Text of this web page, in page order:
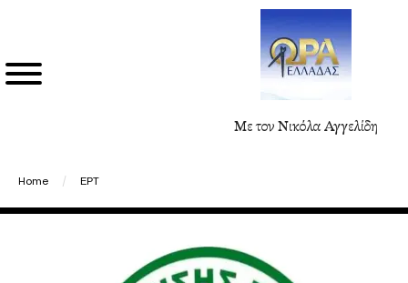
Με τον Νικόλα Αγγελίδη
Home / ΕΡΤ